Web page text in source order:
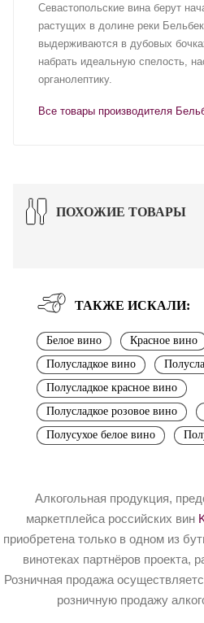
Севастопольские вина берут
растущих в долине реки
выдерживаются в дубовых
набрать идеальную спелость,
органолептику.
Все товары производителя
ПОХОЖИЕ ТОВАРЫ
ТАКЖЕ ИСКАЛИ:
Белое вино Красное вино
Полусладкое вино
Полусладкое красное вино
Полусладкое розовое вино
Полусухое белое вино
Алкогольная продукция,
маркетплейса российских вин
приобретена только в одном из
винотеках партнёров проекта,
Розничная продажа
розничную продажу